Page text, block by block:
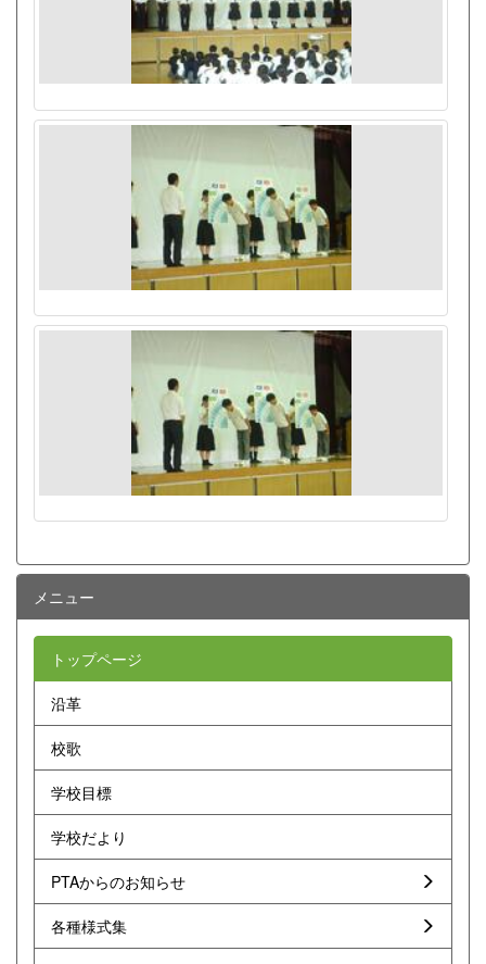
メニュー
トップページ
沿革
校歌
学校目標
学校だより
PTAからのお知らせ
各種様式集